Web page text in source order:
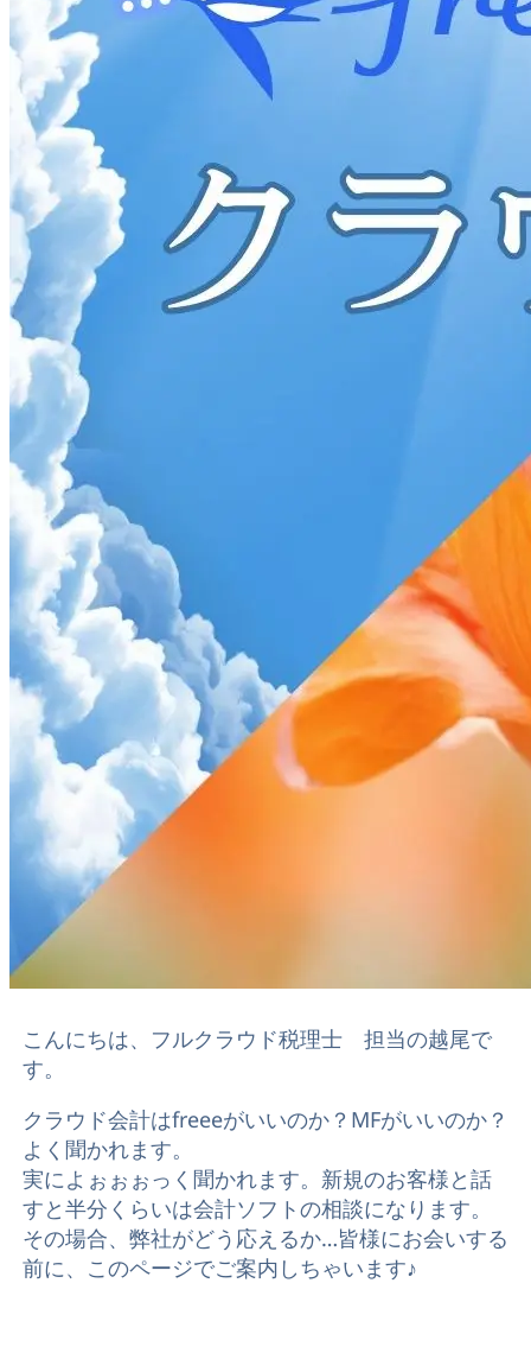
こんにちは、フルクラウド税理士 担当の越尾で
す。
クラウド会計はfreeeがいいのか？MFがいいのか？
よく聞かれます。
実によぉぉぉっく聞かれます。新規のお客様と話
すと半分くらいは会計ソフトの相談になります。
その場合、弊社がどう応えるか…皆様にお会いする
前に、このページでご案内しちゃいます♪